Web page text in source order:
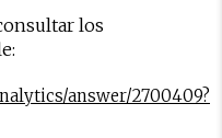
los
answer/2700409?